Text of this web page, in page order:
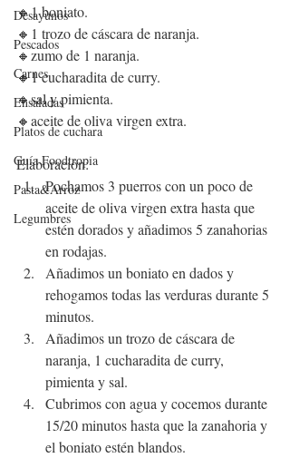
Desayunos
Pescados
Carnes
Ensaladas
Platos de cuchara
Guía Foodtropia
Pasta&Arroz
Legumbres
🔸1 boniato.
🔸1 trozo de cáscara de naranja.
🔸zumo de 1 naranja.
🔸1 cucharadita de curry.
🔸sal y pimienta.
🔸aceite de oliva virgen extra.
Elaboración:
Pochamos 3 puerros con un poco de
aceite de oliva virgen extra hasta que
estén dorados y añadimos 5 zanahorias
en rodajas.
Añadimos un boniato en dados y
rehogamos todas las verduras durante 5
minutos.
Añadimos un trozo de cáscara de
naranja, 1 cucharadita de curry,
pimienta y sal.
Cubrimos con agua y cocemos durante
15/20 minutos hasta que la zanahoria y
el boniato estén blandos.